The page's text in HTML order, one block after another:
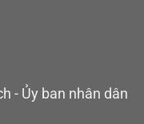
- Ủy ban nhân dân